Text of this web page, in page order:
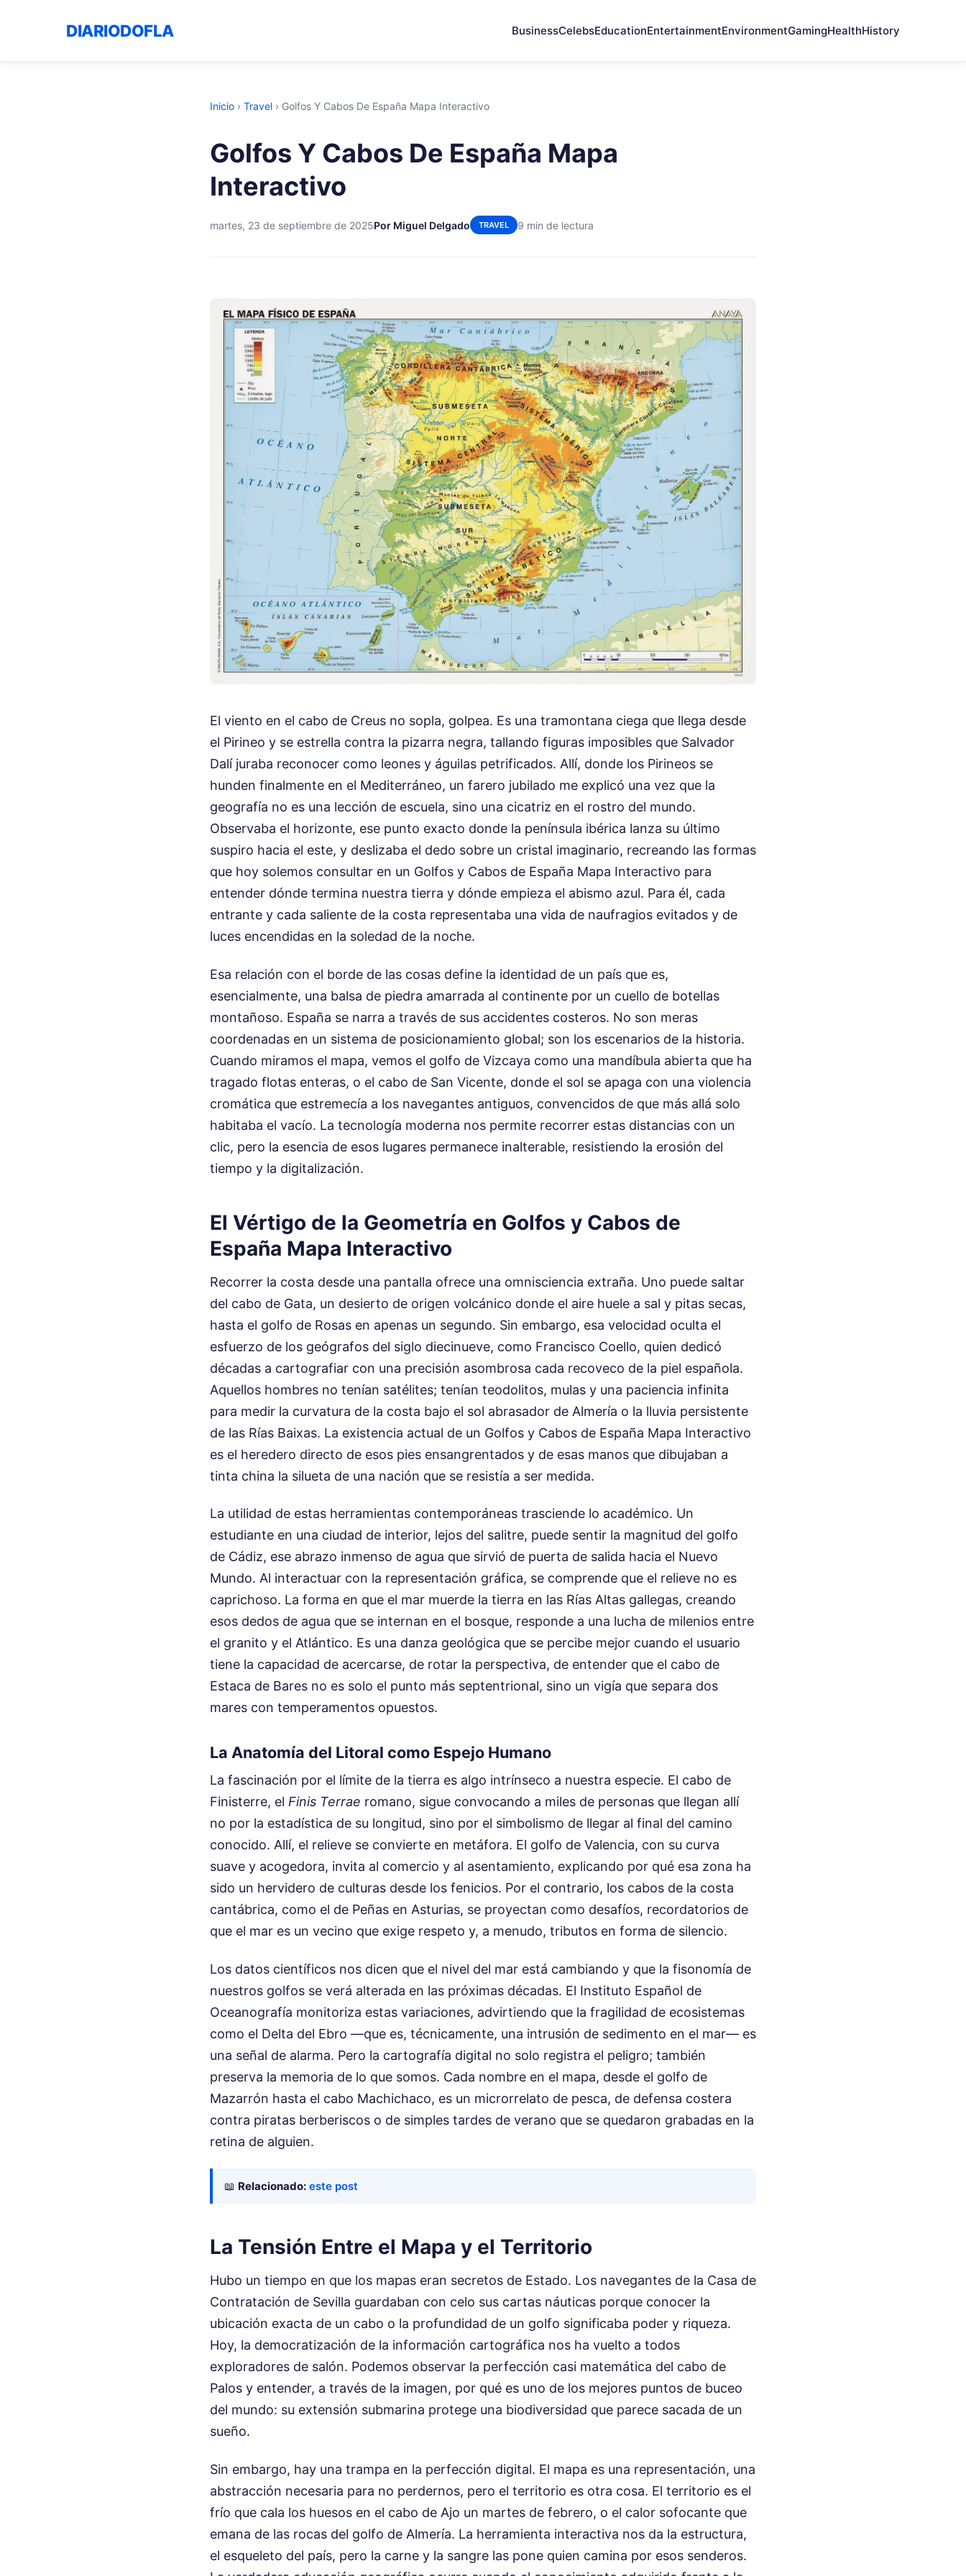
DIARIODOFLA BusinessCelebsEducationEntertainmentEnvironmentGamingHealthHistory
Inicio › Travel › Golfos Y Cabos De España Mapa Interactivo
Golfos Y Cabos De España Mapa
Interactivo
martes, 23 de septiembre de 2025Por Miguel Delgado TRAVEL 9 min de lectura
El viento en el cabo de Creus no sopla, golpea. Es una tramontana ciega que llega desde
el Pirineo y se estrella contra la pizarra negra, tallando figuras imposibles que Salvador
Dalí juraba reconocer como leones y águilas petrificados. Allí, donde los Pirineos se
hunden finalmente en el Mediterráneo, un farero jubilado me explicó una vez que la
geografía no es una lección de escuela, sino una cicatriz en el rostro del mundo.
Observaba el horizonte, ese punto exacto donde la península ibérica lanza su último
suspiro hacia el este, y deslizaba el dedo sobre un cristal imaginario, recreando las formas
que hoy solemos consultar en un Golfos y Cabos de España Mapa Interactivo para
entender dónde termina nuestra tierra y dónde empieza el abismo azul. Para él, cada
entrante y cada saliente de la costa representaba una vida de naufragios evitados y de
luces encendidas en la soledad de la noche.
Esa relación con el borde de las cosas define la identidad de un país que es,
esencialmente, una balsa de piedra amarrada al continente por un cuello de botellas
montañoso. España se narra a través de sus accidentes costeros. No son meras
coordenadas en un sistema de posicionamiento global; son los escenarios de la historia.
Cuando miramos el mapa, vemos el golfo de Vizcaya como una mandíbula abierta que ha
tragado flotas enteras, o el cabo de San Vicente, donde el sol se apaga con una violencia
cromática que estremecía a los navegantes antiguos, convencidos de que más allá solo
habitaba el vacío. La tecnología moderna nos permite recorrer estas distancias con un
clic, pero la esencia de esos lugares permanece inalterable, resistiendo la erosión del
tiempo y la digitalización.
El Vértigo de la Geometría en Golfos y Cabos de
España Mapa Interactivo
Recorrer la costa desde una pantalla ofrece una omnisciencia extraña. Uno puede saltar
del cabo de Gata, un desierto de origen volcánico donde el aire huele a sal y pitas secas,
hasta el golfo de Rosas en apenas un segundo. Sin embargo, esa velocidad oculta el
esfuerzo de los geógrafos del siglo diecinueve, como Francisco Coello, quien dedicó
décadas a cartografiar con una precisión asombrosa cada recoveco de la piel española.
Aquellos hombres no tenían satélites; tenían teodolitos, mulas y una paciencia infinita
para medir la curvatura de la costa bajo el sol abrasador de Almería o la lluvia persistente
de las Rías Baixas. La existencia actual de un Golfos y Cabos de España Mapa Interactivo
es el heredero directo de esos pies ensangrentados y de esas manos que dibujaban a
tinta china la silueta de una nación que se resistía a ser medida.
La utilidad de estas herramientas contemporáneas trasciende lo académico. Un
estudiante en una ciudad de interior, lejos del salitre, puede sentir la magnitud del golfo
de Cádiz, ese abrazo inmenso de agua que sirvió de puerta de salida hacia el Nuevo
Mundo. Al interactuar con la representación gráfica, se comprende que el relieve no es
caprichoso. La forma en que el mar muerde la tierra en las Rías Altas gallegas, creando
esos dedos de agua que se internan en el bosque, responde a una lucha de milenios entre
el granito y el Atlántico. Es una danza geológica que se percibe mejor cuando el usuario
tiene la capacidad de acercarse, de rotar la perspectiva, de entender que el cabo de
Estaca de Bares no es solo el punto más septentrional, sino un vigía que separa dos
mares con temperamentos opuestos.
La Anatomía del Litoral como Espejo Humano
La fascinación por el límite de la tierra es algo intrínseco a nuestra especie. El cabo de
Finisterre, el Finis Terrae romano, sigue convocando a miles de personas que llegan allí
no por la estadística de su longitud, sino por el simbolismo de llegar al final del camino
conocido. Allí, el relieve se convierte en metáfora. El golfo de Valencia, con su curva
suave y acogedora, invita al comercio y al asentamiento, explicando por qué esa zona ha
sido un hervidero de culturas desde los fenicios. Por el contrario, los cabos de la costa
cantábrica, como el de Peñas en Asturias, se proyectan como desafíos, recordatorios de
que el mar es un vecino que exige respeto y, a menudo, tributos en forma de silencio.
Los datos científicos nos dicen que el nivel del mar está cambiando y que la fisonomía de
nuestros golfos se verá alterada en las próximas décadas. El Instituto Español de
Oceanografía monitoriza estas variaciones, advirtiendo que la fragilidad de ecosistemas
como el Delta del Ebro —que es, técnicamente, una intrusión de sedimento en el mar— es
una señal de alarma. Pero la cartografía digital no solo registra el peligro; también
preserva la memoria de lo que somos. Cada nombre en el mapa, desde el golfo de
Mazarrón hasta el cabo Machichaco, es un microrrelato de pesca, de defensa costera
contra piratas berberiscos o de simples tardes de verano que se quedaron grabadas en la
retina de alguien.
📖 Relacionado: este post
La Tensión Entre el Mapa y el Territorio
Hubo un tiempo en que los mapas eran secretos de Estado. Los navegantes de la Casa de
Contratación de Sevilla guardaban con celo sus cartas náuticas porque conocer la
ubicación exacta de un cabo o la profundidad de un golfo significaba poder y riqueza.
Hoy, la democratización de la información cartográfica nos ha vuelto a todos
exploradores de salón. Podemos observar la perfección casi matemática del cabo de
Palos y entender, a través de la imagen, por qué es uno de los mejores puntos de buceo
del mundo: su extensión submarina protege una biodiversidad que parece sacada de un
sueño.
Sin embargo, hay una trampa en la perfección digital. El mapa es una representación, una
abstracción necesaria para no perdernos, pero el territorio es otra cosa. El territorio es el
frío que cala los huesos en el cabo de Ajo un martes de febrero, o el calor sofocante que
emana de las rocas del golfo de Almería. La herramienta interactiva nos da la estructura,
el esqueleto del país, pero la carne y la sangre las pone quien camina por esos senderos.